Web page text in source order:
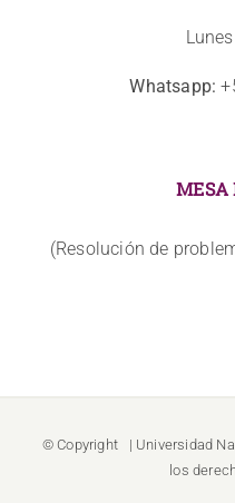
Whatsapp:
MESA
(Resolución de
© Copyright | Universidad
los